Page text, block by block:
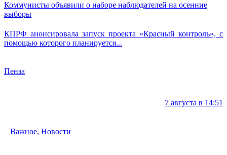
Коммунисты объявили о наборе наблюдателей на осенние
выборы
КПРФ анонсировала запуск проекта «Красный контроль», с
помощью которого планируется...
Пенза
7 августа в 14:51
Важное, Новости